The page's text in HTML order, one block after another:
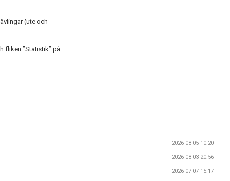
(ute och
fliken ”Statistik” på
2026-08-05 10:20
2026-08-03 20:56
2026-07-07 15:17